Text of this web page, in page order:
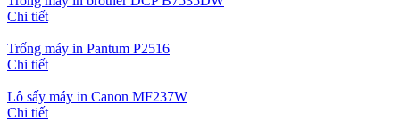
Chi tiết
Trống máy in Pantum P2516
Chi tiết
Lô sấy máy in Canon MF237W
Chi tiết